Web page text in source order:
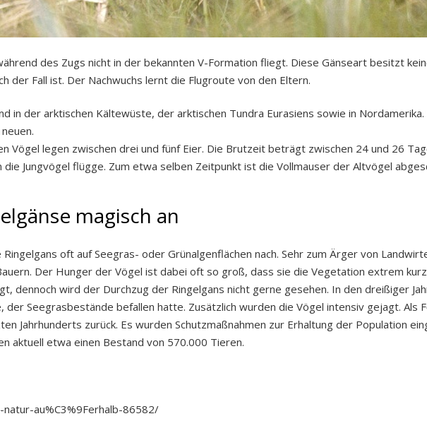
des Zugs nicht in der bekannten V-Formation fliegt. Diese Gänseart besitzt
der Fall ist. Der Nachwuchs lernt die Flugroute von den Eltern.
in der arktischen Kältewüste, der arktischen Tundra Eurasiens sowie in
Vögel legen zwischen drei und fünf Eier. Die Brutzeit beträgt zwischen 24 und 26
Jungvögel flügge. Zum etwa selben Zeitpunkt ist die Vollmauser der Altvögel
magisch an
oft auf Seegras- oder Grünalgenflächen nach. Sehr zum Ärger von
Der Hunger der Vögel ist dabei oft so groß, dass sie die Vegetation extrem
dennoch wird der Durchzug der Ringelgans nicht gerne gesehen. In den dreißiger
der Seegrasbestände befallen hatte. Zusätzlich wurden die Vögel intensiv gejagt. Als
Jahrhunderts zurück. Es wurden Schutzmaßnahmen zur Erhaltung der Population
aktuell etwa einen Bestand von 570.000 Tieren.
au%C3%9Ferhalb-86582/